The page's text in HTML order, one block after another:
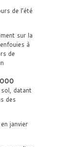
de l’été
sur la
à
de
datant
des
janvier